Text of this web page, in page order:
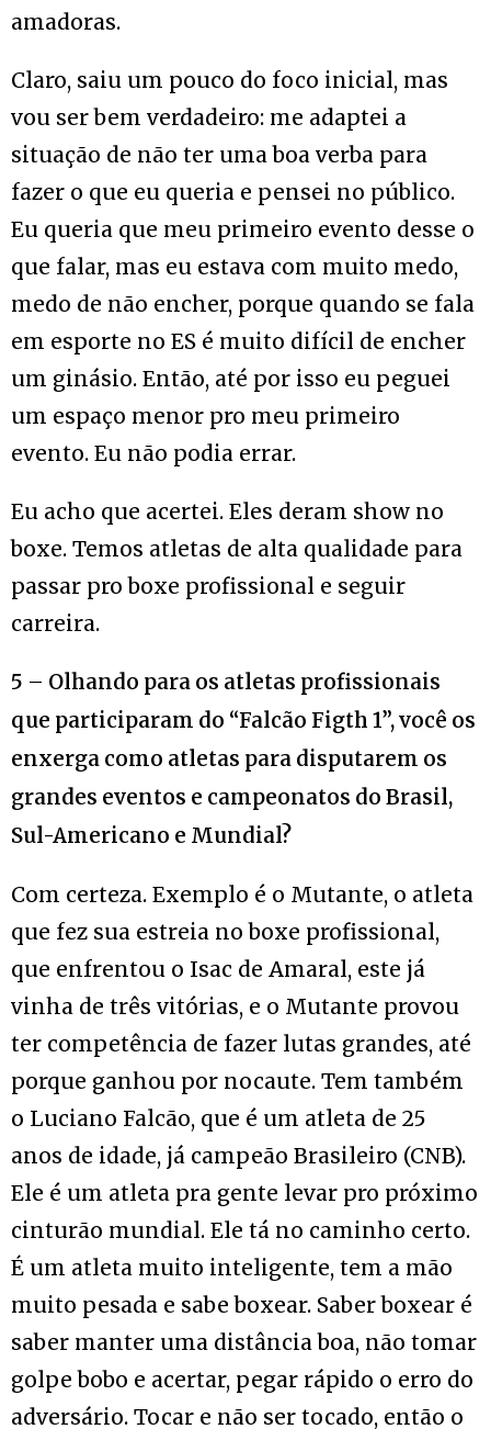
amadoras.
Claro, saiu um pouco do foco inicial, mas
vou ser bem verdadeiro: me adaptei a
situação de não ter uma boa verba para
fazer o que eu queria e pensei no público.
Eu queria que meu primeiro evento desse o
que falar, mas eu estava com muito medo,
medo de não encher, porque quando se fala
em esporte no ES é muito difícil de encher
um ginásio. Então, até por isso eu peguei
um espaço menor pro meu primeiro
evento. Eu não podia errar.
Eu acho que acertei. Eles deram show no
boxe. Temos atletas de alta qualidade para
passar pro boxe profissional e seguir
carreira.
5 – Olhando para os atletas profissionais
que participaram do “Falcão Figth 1”, você os
enxerga como atletas para disputarem os
grandes eventos e campeonatos do Brasil,
Sul-Americano e Mundial?
Com certeza. Exemplo é o Mutante, o atleta
que fez sua estreia no boxe profissional,
que enfrentou o Isac de Amaral, este já
vinha de três vitórias, e o Mutante provou
ter competência de fazer lutas grandes, até
porque ganhou por nocaute. Tem também
o Luciano Falcão, que é um atleta de 25
anos de idade, já campeão Brasileiro (CNB).
Ele é um atleta pra gente levar pro próximo
cinturão mundial. Ele tá no caminho certo.
É um atleta muito inteligente, tem a mão
muito pesada e sabe boxear. Saber boxear é
saber manter uma distância boa, não tomar
golpe bobo e acertar, pegar rápido o erro do
adversário. Tocar e não ser tocado, então o